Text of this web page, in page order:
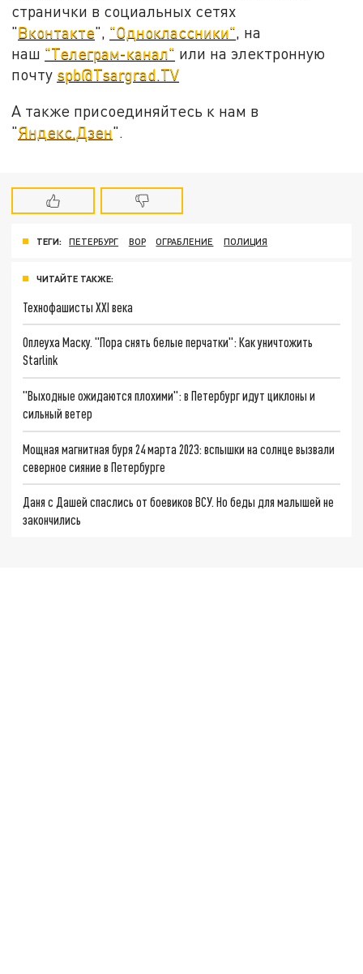
странички в социальных сетях
"Вконтакте", "Одноклассники" , на
наш "Телеграм-канал" или на электронную
почту spb@Tsargrad.TV
А также присоединяйтесь к нам в
"Яндекс.Дзен".
ТЕГИ: ПЕТЕРБУРГ ВОР ОГРАБЛЕНИЕ ПОЛИЦИЯ
ЧИТАЙТЕ ТАКЖЕ:
Технофашисты XXI века
Оплеуха Маску. "Пора снять белые перчатки": Как уничтожить
Starlink
"Выходные ожидаются плохими": в Петербург идут циклоны и
сильный ветер
Мощная магнитная буря 24 марта 2023: вспышки на солнце вызвали
северное сияние в Петербурге
Даня с Дашей спаслись от боевиков ВСУ. Но беды для малышей не
закончились